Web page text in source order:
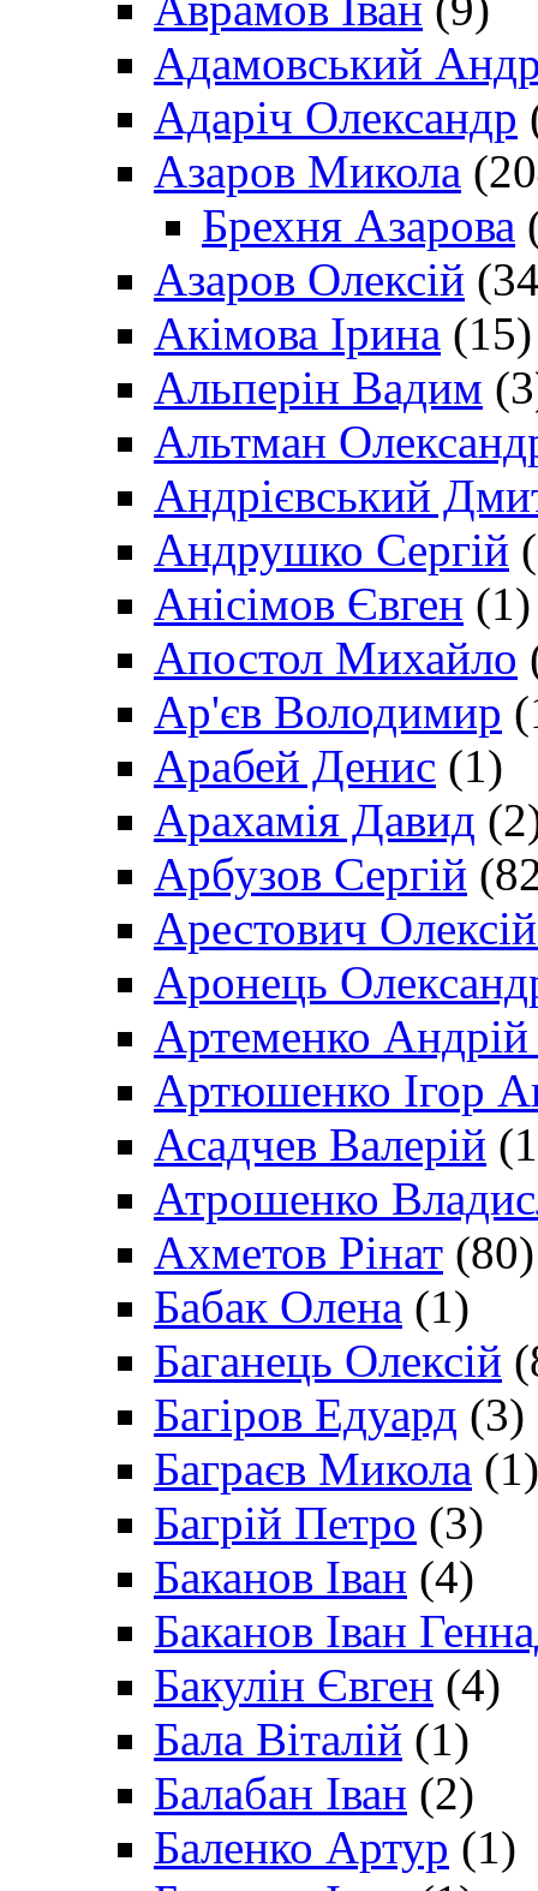
Адамовський
Адаріч Олександр
Азаров Микола
Брехня Азарова
Азаров Олексій
Акімова Ірина (15)
Альперін Вадим
Альтман
Андрієвський
Андрушко Сергій
Анісімов Євген (1)
Апостол Михайло
Ар'єв Володимир
Арабей Денис (1)
Арахамія Давид
Арбузов Сергій
Арестович
Аронець
Артеменко Андрій
Артюшенко Ігор
Асадчев Валерій
Атрошенко
Ахметов Рінат (80)
Бабак Олена (1)
Баганець Олексій
Багіров Едуард (3)
Баграєв Микола (1)
Багрій Петро (3)
Баканов Іван (4)
Баканов Іван
Бакулін Євген (4)
Бала Віталій (1)
Балабан Іван (2)
Баленко Артур (1)